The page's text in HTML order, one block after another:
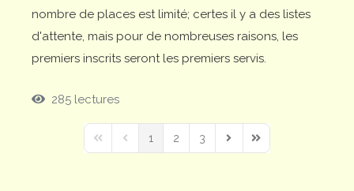
nombre de places est limité; certes il y a des listes
d'attente, mais pour de nombreuses raisons, les
premiers inscrits seront les premiers servis.
285 lectures
First PagePrevious Page
1 2 3
Next PageLast Page